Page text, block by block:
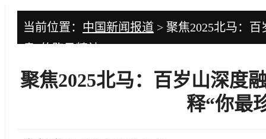
当前位置： 中国新闻报道 > 聚焦2025北马：
聚焦2025北马：百岁山深度
释“你最